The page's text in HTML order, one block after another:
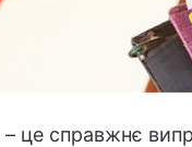
це справжнє